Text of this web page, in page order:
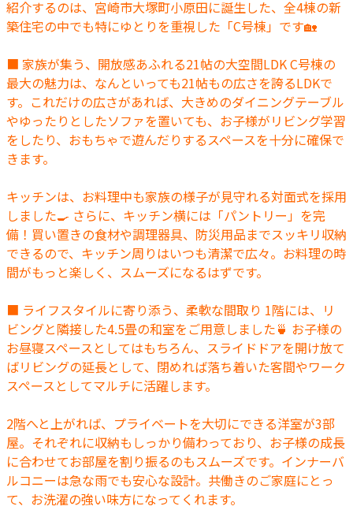
紹介するのは、宮崎市大塚町小原田に誕生した、全4棟の新
築住宅の中でも特にゆとりを重視した「C号棟」です🏡
■ 家族が集う、開放感あふれる21帖の大空間LDK C号棟の
最大の魅力は、なんといっても21帖もの広さを誇るLDKで
す。これだけの広さがあれば、大きめのダイニングテーブル
やゆったりとしたソファを置いても、お子様がリビング学習
をしたり、おもちゃで遊んだりするスペースを十分に確保で
きます。
キッチンは、お料理中も家族の様子が見守れる対面式を採用
しました🍳 さらに、キッチン横には「パントリー」を完
備！買い置きの食材や調理器具、防災用品までスッキリ収納
できるので、キッチン周りはいつも清潔で広々。お料理の時
間がもっと楽しく、スムーズになるはずです。
■ ライフスタイルに寄り添う、柔軟な間取り 1階には、リ
ビングと隣接した4.5畳の和室をご用意しました🍵 お子様の
お昼寝スペースとしてはもちろん、スライドドアを開け放て
ばリビングの延長として、閉めれば落ち着いた客間やワーク
スペースとしてマルチに活躍します。
2階へと上がれば、プライベートを大切にできる洋室が3部
屋。それぞれに収納もしっかり備わっており、お子様の成長
に合わせてお部屋を割り振るのもスムーズです。インナーバ
ルコニーは急な雨でも安心な設計。共働きのご家庭にとっ
て、お洗濯の強い味方になってくれます。